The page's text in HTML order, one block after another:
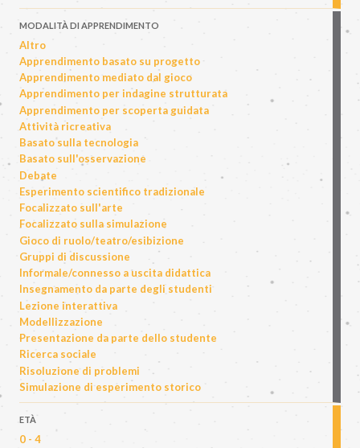
MODALITÀ DI APPRENDIMENTO
Altro
Apprendimento basato su progetto
Apprendimento mediato dal gioco
Apprendimento per indagine strutturata
Apprendimento per scoperta guidata
Attività ricreativa
Basato sulla tecnologia
Basato sull'osservazione
Debate
Esperimento scientifico tradizionale
Focalizzato sull'arte
Focalizzato sulla simulazione
Gioco di ruolo/teatro/esibizione
Gruppi di discussione
Informale/connesso a uscita didattica
Insegnamento da parte degli studenti
Lezione interattiva
Modellizzazione
Presentazione da parte dello studente
Ricerca sociale
Risoluzione di problemi
Simulazione di esperimento storico
ETÀ
0 - 4